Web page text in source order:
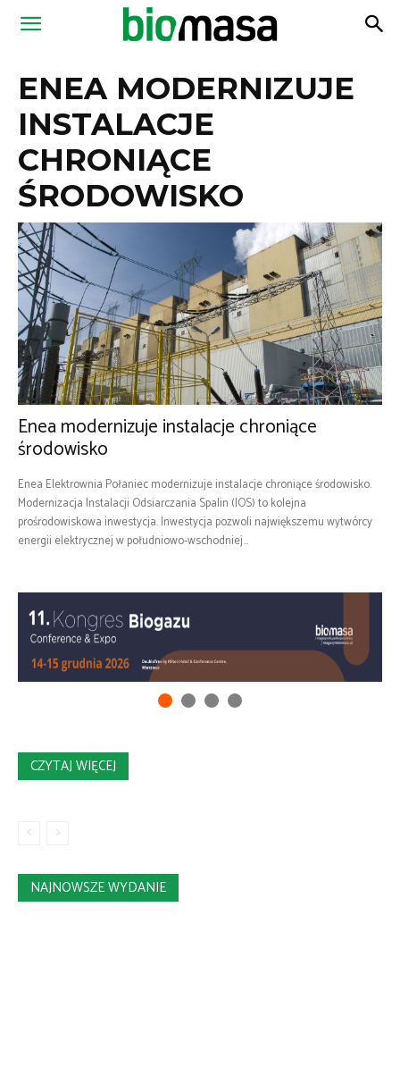
Magazyn
ENEA MODERNIZUJE
INSTALACJE
CHRONIĄCE
ŚRODOWISKO
Enea modernizuje instalacje chroniące
środowisko
Enea Elektrownia Połaniec modernizuje instalacje chroniące środowisko.
Modernizacja Instalacji Odsiarczania Spalin (IOS) to kolejna
prośrodowiskowa inwestycja. Inwestycja pozwoli największemu wytwórcy
energii elektrycznej w południowo-wschodniej...
CZYTAJ WIĘCEJ
NAJNOWSZE WYDANIE